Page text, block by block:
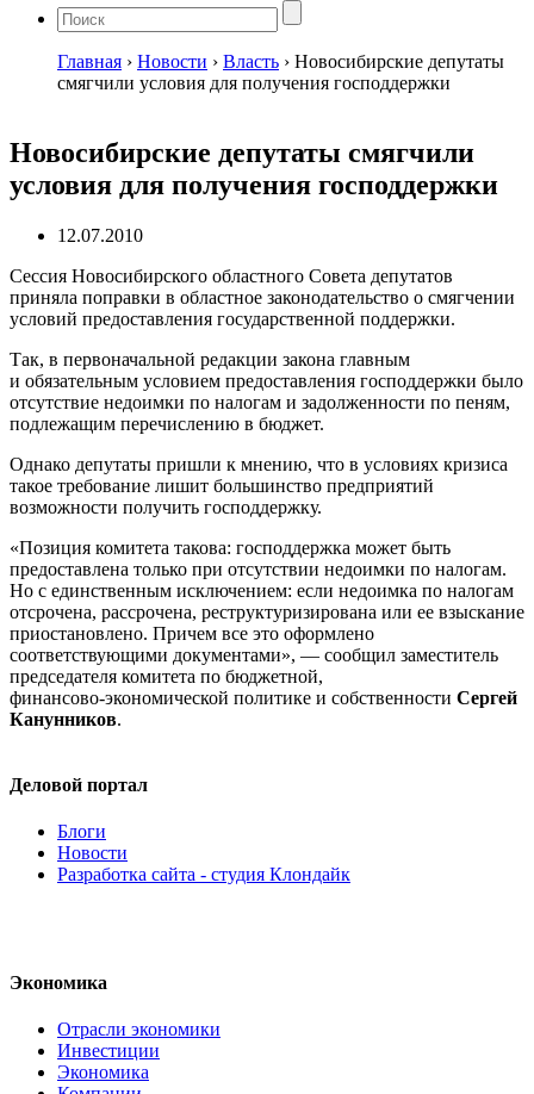
Главная › Новости › Власть › Новосибирские депутаты
смягчили условия для получения господдержки
Новосибирские депутаты смягчили
условия для получения господдержки
12.07.2010
Сессия Новосибирского областного Совета депутатов
приняла поправки в областное законодательство о смягчении
условий предоставления государственной поддержки.
Так, в первоначальной редакции закона главным
и обязательным условием предоставления господдержки было
отсутствие недоимки по налогам и задолженности по пеням,
подлежащим перечислению в бюджет.
Однако депутаты пришли к мнению, что в условиях кризиса
такое требование лишит большинство предприятий
возможности получить господдержку.
«Позиция комитета такова: господдержка может быть
предоставлена только при отсутствии недоимки по налогам.
Но с единственным исключением: если недоимка по налогам
отсрочена, рассрочена, реструктуризирована или ее взыскание
приостановлено. Причем все это оформлено
соответствующими документами», — сообщил заместитель
председателя комитета по бюджетной,
финансово-экономической политике и собственности Сергей
Канунников.
Деловой портал
Блоги
Новости
Разработка сайта - студия Клондайк
Экономика
Отрасли экономики
Инвестиции
Экономика